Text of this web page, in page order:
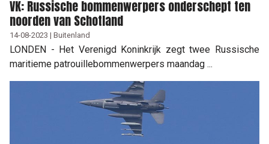
VK: Russische bommenwerpers onderschept ten
noorden van Schotland
14-08-2023 | Buitenland
LONDEN - Het Verenigd Koninkrijk zegt twee Russische
maritieme patrouillebommenwerpers maandag ...